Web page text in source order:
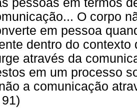
pessoas em termos
O corpo
em pessoa
dentro do
através da
em um processo
a comunicação